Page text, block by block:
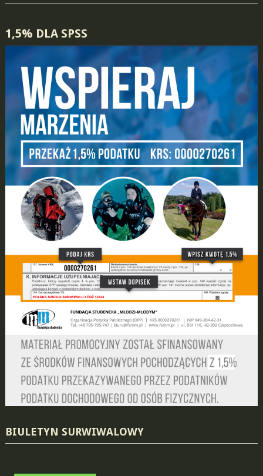
1,5% DLA SPSS
BIULETYN SURWIWALOWY